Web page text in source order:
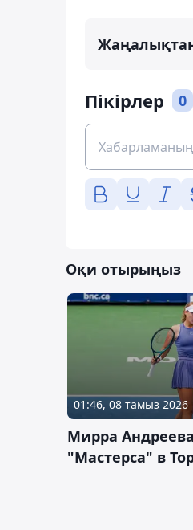
Пікірлер 0
Оқи отырыңыз
01:46, 08 тамыз 2026
Мирра
"Мастерса" в